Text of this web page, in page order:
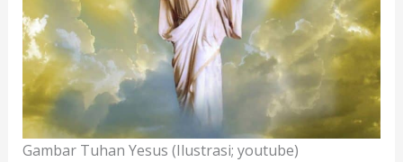
Gambar Tuhan Yesus (Ilustrasi; youtube)